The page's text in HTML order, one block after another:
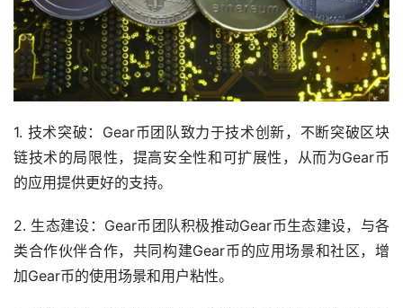
1. 技术突破：Gear币团队致力于技术创新，不断突破区块
链技术的局限性，提高安全性和可扩展性，从而为Gear币
的应用提供更好的支持。
2. 生态建设：Gear币团队积极推动Gear币生态建设，与各
类合作伙伴合作，共同构建Gear币的应用场景和社区，增
加Gear币的使用场景和用户粘性。